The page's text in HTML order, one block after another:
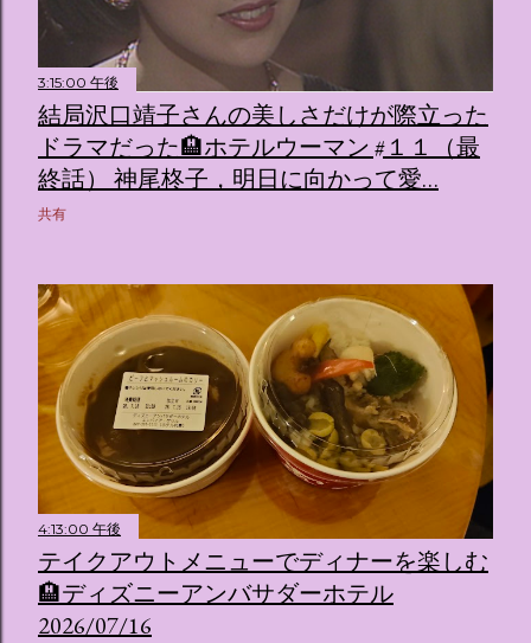
3:15:00 午後
結局沢口靖子さんの美しさだけが際立った
ドラマだった🏨ホテルウーマン #１１（最
終話） 神尾柊子，明日に向かって愛…
共有
4:13:00 午後
テイクアウトメニューでディナーを楽しむ
🏨ディズニーアンバサダーホテル
2026/07/16